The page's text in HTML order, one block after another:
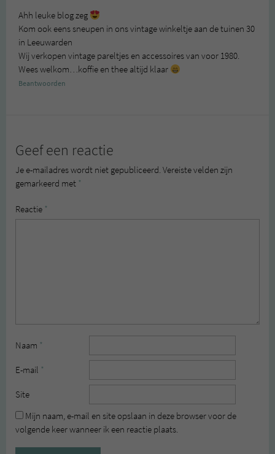
Ahh leuke blog zeg
Kom ook eens sneupen in ons vintage winkeltje aan de tuinen 30
in Leeuwarden
Wij verkopen vintage pareltjes en accessoires van voor 1980.
Wees welkom…koffie en thee altijd klaar
Beantwoorden
Geef een reactie
Je e-mailadres wordt niet gepubliceerd. Vereiste velden zijn
gemarkeerd met *
Reactie *
Naam *
E-mail *
Site
Mijn naam, e-mail en site opslaan in deze browser voor de
volgende keer wanneer ik een reactie plaats.